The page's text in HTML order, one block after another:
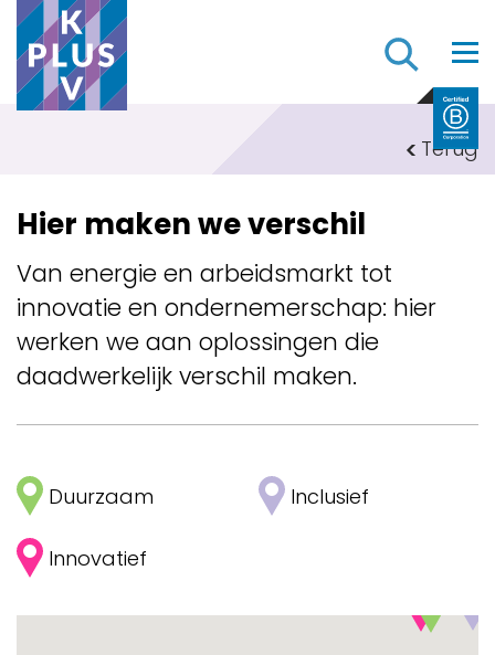
Terug
Hier maken we verschil
Van energie en arbeidsmarkt tot
innovatie en ondernemerschap: hier
werken we aan oplossingen die
daadwerkelijk verschil maken.
Duurzaam Inclusief
Innovatief